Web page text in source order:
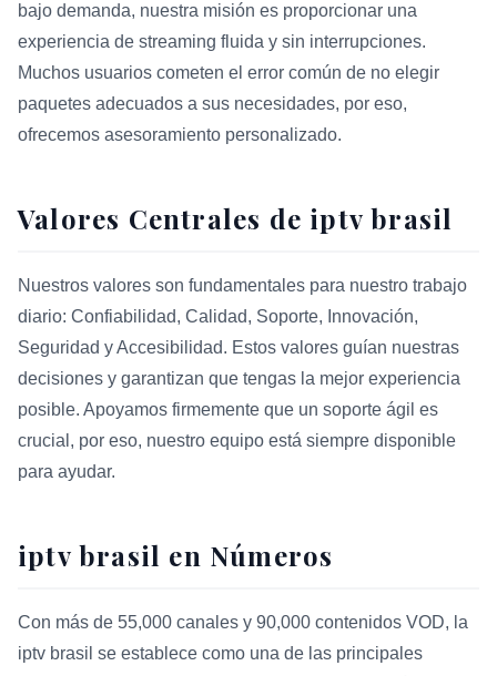
bajo demanda, nuestra misión es proporcionar una
experiencia de streaming fluida y sin interrupciones.
Muchos usuarios cometen el error común de no elegir
paquetes adecuados a sus necesidades, por eso,
ofrecemos asesoramiento personalizado.
Valores Centrales de iptv brasil
Nuestros valores son fundamentales para nuestro trabajo
diario: Confiabilidad, Calidad, Soporte, Innovación,
Seguridad y Accesibilidad. Estos valores guían nuestras
decisiones y garantizan que tengas la mejor experiencia
posible. Apoyamos firmemente que un soporte ágil es
crucial, por eso, nuestro equipo está siempre disponible
para ayudar.
iptv brasil en Números
Con más de 55,000 canales y 90,000 contenidos VOD, la
iptv brasil se establece como una de las principales